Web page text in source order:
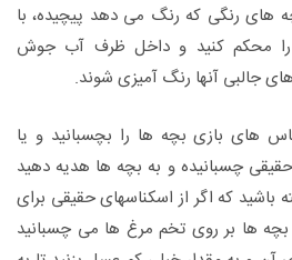
های رنگی که رنگ می دهد پیچیده، با
را محکم کنید و داخل ظرف آب جوش
جالبی آنها رنگ آمیزی شوند.
های بازی بچه ها را بچسبانید و یا
چسبانیده و به بچه ها هدیه دهید
باشید که اگر از اسکناسهای حقیقی برای
ها بر روی تخم مرغ ها می چسبانید